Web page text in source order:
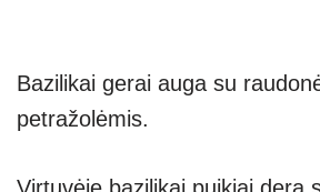
Bazilikai gerai auga su
petražolėmis.